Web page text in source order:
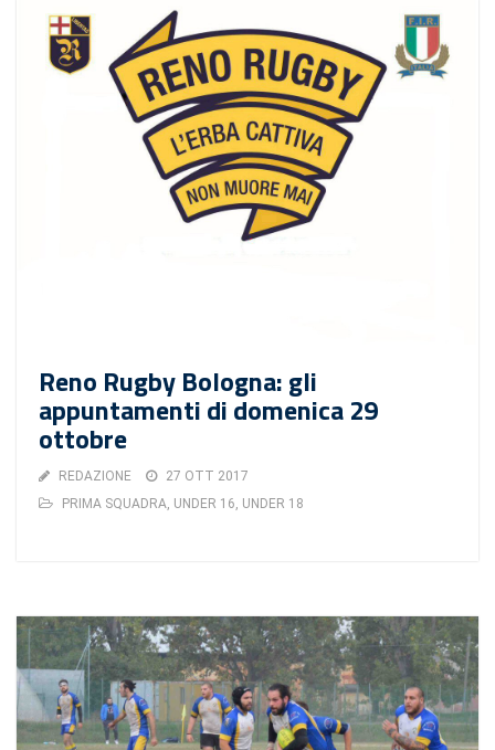
Reno Rugby Bologna: gli
appuntamenti di domenica 29
ottobre
REDAZIONE
27 OTT 2017
PRIMA SQUADRA, UNDER 16, UNDER 18